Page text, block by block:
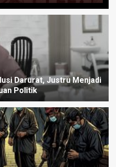
Darurat, Justru Menjadi
Politik